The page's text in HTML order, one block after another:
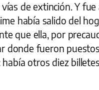
de extinción. Y fue
había salido del
que ella, por
donde fueron
otros diez